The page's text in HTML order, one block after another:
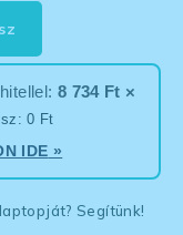
8 734 Ft ×
0 Ft
IDE »
Segítünk!